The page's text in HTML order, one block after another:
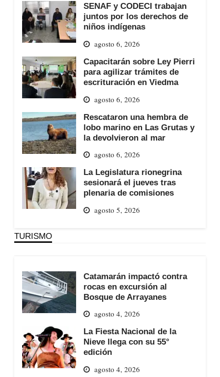
SENAF y CODECI trabajan
juntos por los derechos de
niños indígenas
agosto 6, 2026
Capacitarán sobre Ley Pierri
para agilizar trámites de
escrituración en Viedma
agosto 6, 2026
Rescataron una hembra de
lobo marino en Las Grutas y
la devolvieron al mar
agosto 6, 2026
La Legislatura rionegrina
sesionará el jueves tras
plenaria de comisiones
agosto 5, 2026
TURISMO
Catamarán impactó contra
rocas en excursión al
Bosque de Arrayanes
agosto 4, 2026
La Fiesta Nacional de la
Nieve llega con su 55°
edición
agosto 4, 2026